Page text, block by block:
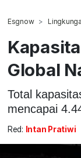
Esgnow
Global
Total
mencapai
Red: Intan Pratiwi